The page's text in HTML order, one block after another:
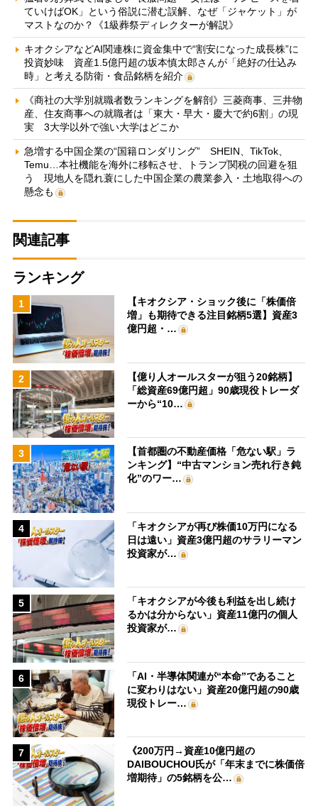
ていけばOK」という俗説に潜む誤解、なぜ「ジャケット」が
マストなのか？《1級葬祭ディレクターが解説》
キオクシアなどAI関連株に資金集中で“割安になった成長株”に
投資妙味 資産1.5億円超の坂本慎太郎さんが「絶好の仕込み
時」と考える防衛・食品銘柄を紹介
《商社の大学別就職者数ランキングを解剖》三菱商事、三井物
産、住友商事への就職者は「東大・早大・慶大で約6割」の現
実 3大学以外で強い大学はどこか
急増する中国企業の“国籍ロンダリング” SHEIN、TikTok、
Temu…本社機能を海外に移転させ、トランプ関税の回避を狙
う 現地人を隠れ蓑にした中国企業の農業参入・土地取得への
懸念も
関連記事
ランキング
1
【キオクシア・ショック後に「株価倍
増」も期待できる注目銘柄5選】資産3
億円超・…
2
【億り人オールスターが狙う20銘柄】
「総資産69億円超」90歳現役トレーダ
ーから“10…
3
【首都圏の不動産価格「危ない駅」ラ
ンキング】“中古マンション売れ行き鈍
化”のワー…
4
「キオクシアが再び株価10万円になる
日は遠い」資産3億円超のサラリーマン
投資家が…
5
「キオクシアが今後も利益を出し続け
るかは分からない」資産11億円の個人
投資家が…
6
「AI・半導体関連が“本命”であること
に変わりはない」資産20億円超の90歳
現役トレー…
7
《200万円→資産10億円超の
DAIBOUCHOU氏が「年末までに株価倍
増期待」の5銘柄を公…